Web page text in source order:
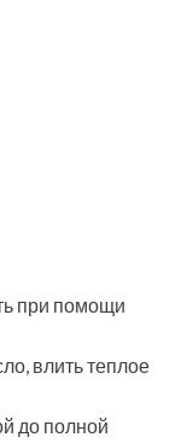
при помощи
влить теплое
до полной